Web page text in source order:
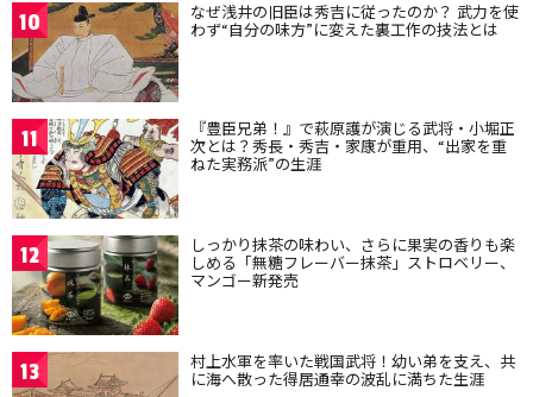
10 なぜ浅井の旧臣は秀吉に従ったのか？ 武力を使
わず“自分の味方”に変えた裏工作の技法とは
11 『豊臣兄弟！』で萩原護が演じる武将・小堀正
次とは？秀長・秀吉・家康が重用、“出家を重
ねた実務派”の生涯
12 しっかり抹茶の味わい、さらに果実の香りも楽
しめる「無糖フレーバー抹茶」ストロベリー、
マンゴー新発売
13 村上水軍を率いた戦国武将！幼い弟を支え、共
に海へ散った得居通幸の波乱に満ちた生涯